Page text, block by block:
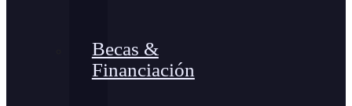
Becas &
Financiación